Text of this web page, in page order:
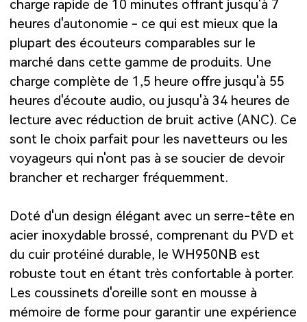
charge rapide de 10 minutes offrant jusqu'à 7
heures d'autonomie - ce qui est mieux que la
plupart des écouteurs comparables sur le
marché dans cette gamme de produits. Une
charge complète de 1,5 heure offre jusqu'à 55
heures d'écoute audio, ou jusqu'à 34 heures de
lecture avec réduction de bruit active (ANC). Ce
sont le choix parfait pour les navetteurs ou les
voyageurs qui n'ont pas à se soucier de devoir
brancher et recharger fréquemment.
Doté d'un design élégant avec un serre-tête en
acier inoxydable brossé, comprenant du PVD et
du cuir protéiné durable, le WH950NB est
robuste tout en étant très confortable à porter.
Les coussinets d'oreille sont en mousse à
mémoire de forme pour garantir une expérience